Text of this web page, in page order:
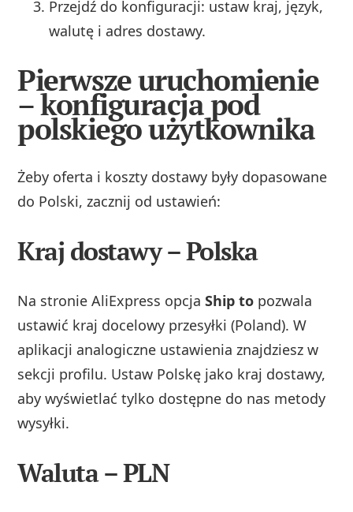
Przejdź do konfiguracji: ustaw kraj, język,
walutę i adres dostawy.
Pierwsze uruchomienie
– konfiguracja pod
polskiego użytkownika
Żeby oferta i koszty dostawy były dopasowane
do Polski, zacznij od ustawień:
Kraj dostawy –Polska
Na stronie AliExpress opcjaShip to pozwala
ustawić kraj docelowy przesyłki (Poland). W
aplikacji analogiczne ustawienia znajdziesz w
sekcji profilu. Ustaw Polskę jako kraj dostawy,
aby wyświetlać tylko dostępne do nas metody
wysyłki.
Waluta –PLN